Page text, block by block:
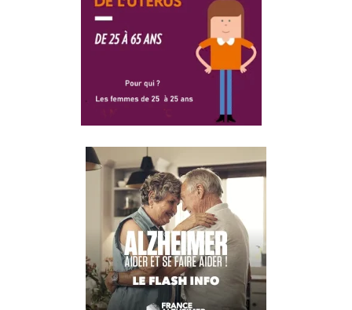
DU CANCER
DE
L'UTÉRUS
MALADIE
ALZHEIMER
AIDER SE
FAIRE
AIDER